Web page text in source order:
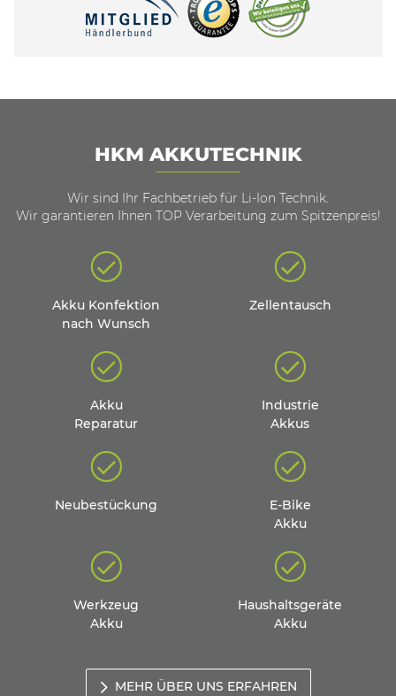
HKM AKKUTECHNIK
Wir sind Ihr Fachbetrieb für Li-Ion Technik.
Wir garantieren Ihnen TOP Verarbeitung zum Spitzenpreis!
Akku Konfektion
nach Wunsch
Zellentausch
Akku
Reparatur
Industrie
Akkus
Neubestückung
E-Bike
Akku
Werkzeug
Akku
Haushaltsgeräte
Akku
MEHR ÜBER UNS ERFAHREN